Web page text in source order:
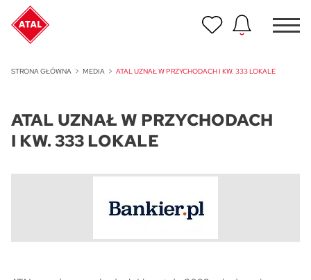
STRONA GŁÓWNA MEDIA ATAL UZNAŁ W PRZYCHODACH I KW. 333 LOKALE
ATAL UZNAŁ W PRZYCHODACH
I KW. 333 LOKALE
ATAL Unii Lubelskiej w Poznaniu
Nowość
ATAL Ville przy Białej
Program Poleceń ATAL
ATAL Floriana w Szczecinie